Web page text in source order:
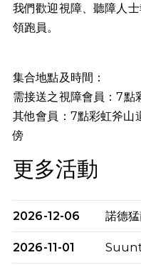
我們歡迎視障、聽障人
領跑員。
集合地點及時間：
需接送之視障會員：7點
其他會員：7點彩虹斧山
傍
更多活動
2026-12-06 諾德
2026-11-01